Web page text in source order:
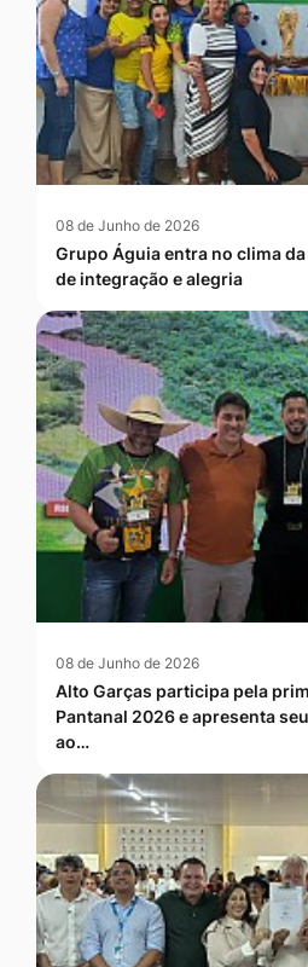
08 de Junho de 2026
Grupo Águia entra no clima
de integração e alegria
08 de Junho de 2026
Alto Garças participa pela
Pantanal 2026 e apresenta
ao…